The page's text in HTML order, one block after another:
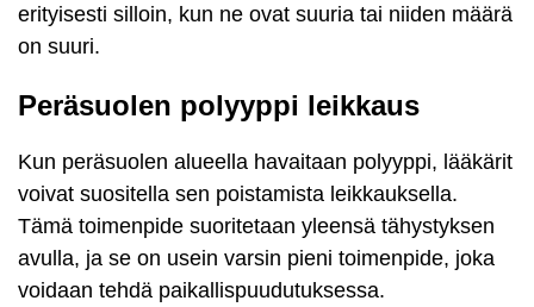
erityisesti silloin, kun ne ovat suuria tai niiden määrä
on suuri.
Peräsuolen polyyppi leikkaus
Kun peräsuolen alueella havaitaan polyyppi, lääkärit
voivat suositella sen poistamista leikkauksella.
Tämä toimenpide suoritetaan yleensä tähystyksen
avulla, ja se on usein varsin pieni toimenpide, joka
voidaan tehdä paikallispuudutuksessa.